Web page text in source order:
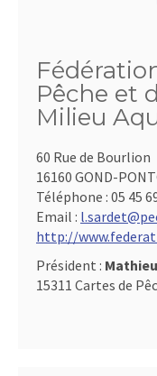
Pêche et
Milieu
60 Rue de Bourlion
16160 GOND-
Téléphone : 05 45
Email :
http://
Président : Mathieu
15311 Cartes de